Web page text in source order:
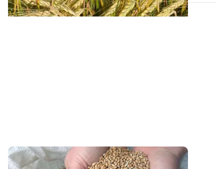
Variétés et interventions d’automne : des